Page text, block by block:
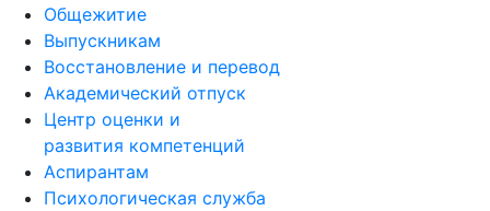
Общежитие
Выпускникам
Восстановление и перевод
Академический отпуск
Центр оценки и
развития компетенций
Аспирантам
Психологическая служба